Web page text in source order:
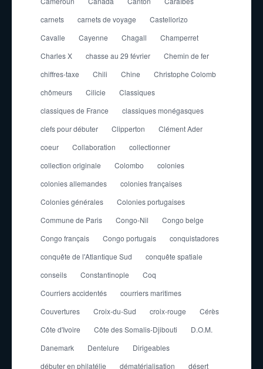
carnets
carnets de voyage
Castellorizo
Cavalle
Cayenne Chagall
Champerret
Charles X
chasse au 29 février
Chemin de fer
chiffres-taxe
Chili Chine
Christophe Colomb
chômeurs
Cilicie
Classiques
classiques de France
classiques monégasques
clefs pour débuter
Clipperton
Clément Ader
coeur
Collaboration
collectionner
collection originale
Colombo
colonies
colonies allemandes
colonies françaises
Colonies générales
Colonies portugaises
Commune de Paris
Congo-Nil
Congo belge
Congo français
Congo portugais
conquistadores
conquête de l'Atlantique Sud
conquête spatiale
conseils
Constantinople
Coq
Courriers accidentés
courriers maritimes
Couvertures
Croix-du-Sud croix-rouge
Cérès
Côte d'Ivoire
Côte des Somalis-Djibouti
D.O.M.
Danemark
Dentelure
Dirigeables
débuter en philatélie
dématérialisation désert